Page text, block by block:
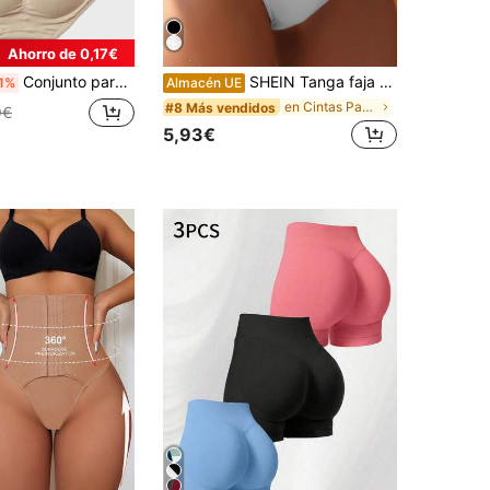
Ahorro de 0,17€
Conjunto para adelgazar y moldear la cintura para mujeres, incluye faja para la cintura y panty con acolchado levanta glúteos, 2 piezas/set Almacén UE SHEIN Tanga faja de cintura tejida de canalé simple
#8 Más vendidos en Cintas Pantalones moldeadores para mujer
5,93€